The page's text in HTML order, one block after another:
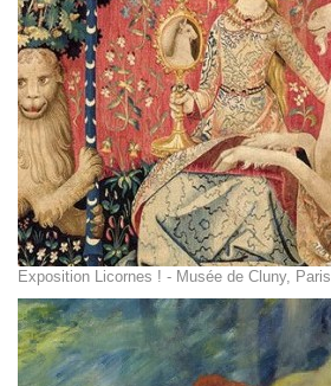
Exposition Licornes ! - Musée de Cluny, Paris